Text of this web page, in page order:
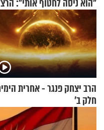
"הוא ניסה לחטוף אותי":
הרב יצחק פנגר - אחרית
חלק ב’